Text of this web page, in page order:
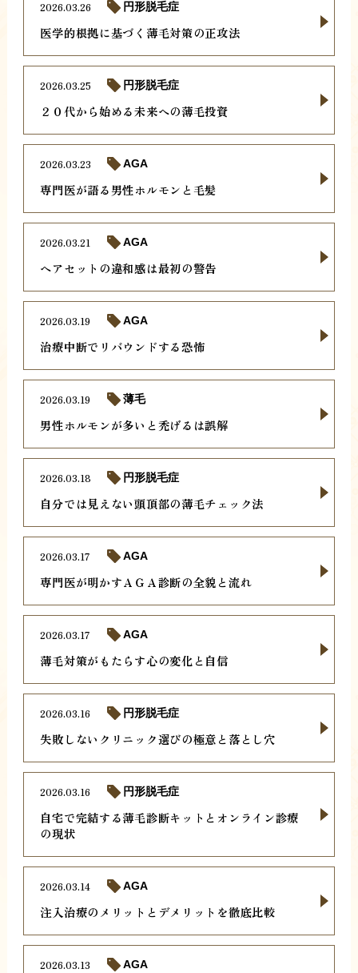
医学的根拠に基づく薄毛対策の正攻法
2026.03.26 円形脱毛症
２０代から始める未来への薄毛投資
2026.03.25 円形脱毛症
専門医が語る男性ホルモンと毛髪
2026.03.23 AGA
ヘアセットの違和感は最初の警告
2026.03.21 AGA
治療中断でリバウンドする恐怖
2026.03.19 AGA
男性ホルモンが多いと禿げるは誤解
2026.03.19 薄毛
自分では見えない頭頂部の薄毛チェック法
2026.03.18 円形脱毛症
専門医が明かすＡＧＡ診断の全貌と流れ
2026.03.17 AGA
薄毛対策がもたらす心の変化と自信
2026.03.17 AGA
失敗しないクリニック選びの極意と落とし穴
2026.03.16 円形脱毛症
自宅で完結する薄毛診断キットとオンライン診療
の現状
2026.03.16 円形脱毛症
注入治療のメリットとデメリットを徹底比較
2026.03.14 AGA
2026.03.13 AGA